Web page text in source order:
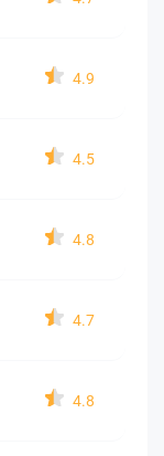
4.9
4.5
4.8
4.7
4.8